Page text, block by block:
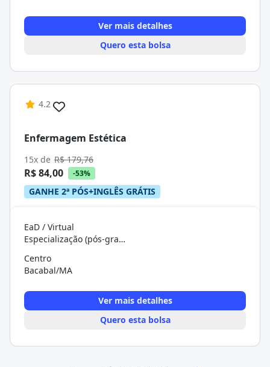
Ver mais detalhes
Quero esta bolsa
4.2
Enfermagem Estética
15x de R$ 179,76
R$ 84,00 -53%
GANHE 2ª PÓS+INGLÊS GRÁTIS
EaD / Virtual
Especialização (pós-graduação)
Centro
Bacabal/MA
Ver mais detalhes
Quero esta bolsa